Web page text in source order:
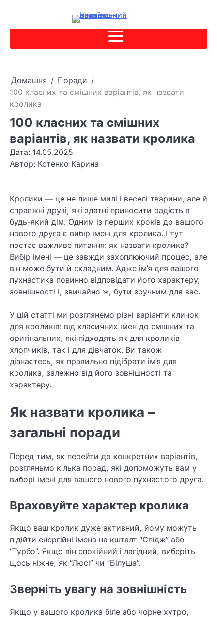
Домашня
Поради
100 класних та смішних варіантів, як назвати
кролика
100 класних та смішних
варіантів, як назвати кролика
Дата: 14.05.2025
Автор: Котенко Карина
Кролики — це не лише милі і веселі тварини, але й
справжні друзі, які здатні приносити радість в
будь-який дім. Одним із перших кроків до вашого
нового друга є вибір імені для кролика. І тут
постає важливе питання: як назвати кролика?
Вибір імені — це завжди захоплюючий процес, але
він може бути й складним. Адже ім’я для вашого
пухнастика повинно відповідати його характеру,
зовнішності і, звичайно ж, бути зручним для вас.
У цій статті ми розглянемо різні варіанти кличок
для кроликів: від класичних імен до смішних та
оригінальних, які підходять як для кроликів
хлопчиків, так і для дівчаток. Ви також
дізнаєтесь, як правильно підібрати ім’я для
кролика, залежно від його зовнішності та
характеру.
Як назвати кролика –
загальні поради
Перед тим, як перейти до конкретних варіантів,
розгляньмо кілька порад, які допоможуть вам у
виборі імені для вашого нового пухнастого друга.
Враховуйте характер кролика
Якщо ваш кролик дуже активний, йому можуть
підійти енергійні імена на кшталт “Спідж” або
“Турбо”. Якщо він спокійний і лагідний, виберіть
щось ніжне, як “Люсі” чи “Білуша”.
Зверніть увагу на зовнішність
Якщо у вашого кролика біле або чорне хутро,